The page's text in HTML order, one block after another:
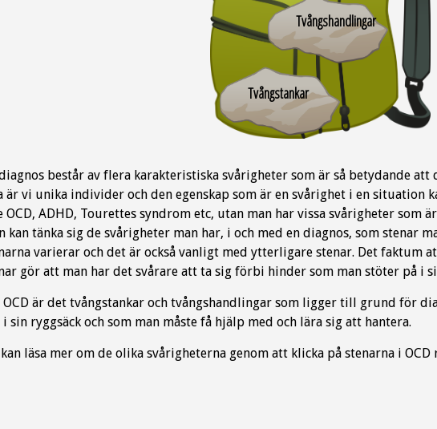
Tvångstankar
Tvångshandlingar
består av flera karakteristiska svårigheter som är så betydande
är vi unika individer och den egenskap som är en svårighet i en situation
OCD, ADHD, Tourettes syndrom etc, utan man har vissa svårigheter som
kan tänka sig de svårigheter man har, i och med en diagnos, som stenar
varierar och det är också vanligt med ytterligare stenar. Det faktum
gör att man har det svårare att ta sig förbi hinder som man stöter på i
OCD är det tvångstankar och tvångshandlingar som ligger till grund för
i sin ryggsäck och som man måste få hjälp med och lära sig att hantera.
läsa mer om de olika svårigheterna genom att klicka på stenarna i OCD